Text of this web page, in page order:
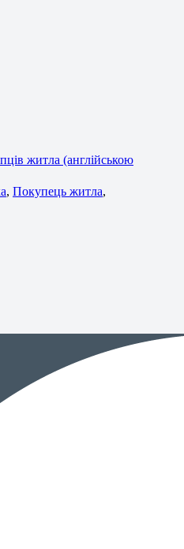
житла (англійською
, Покупець житла,